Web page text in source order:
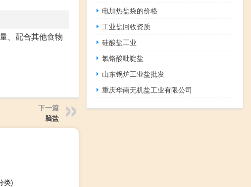
、配合其他食物
下一篇
脑盐
类)
电加热盐袋的价格
工业盐回收资质
硅酸盐工业
氯铬酸吡啶盐
山东锅炉工业盐批发
重庆华南无机盐工业有限公司